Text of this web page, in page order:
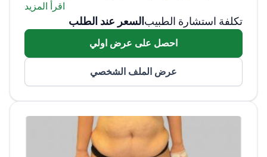
اختصاصه في مستشفى جامعة أكدنيز. تدرّب تحت
إشراف البروفيسور عمر أوزكان، وكان عضواً
فاعلاً في فريق عمليات زرع الرحم وزرع الذراعين.
عام 2023 حصل على المركز الثاني (الفرع
لجراحة التجميل والترميم والجراحات الجمالية.
محاضرات في مؤتمرات وطنية وأسهم في
منشورات علمية. مجالات التركيز السريري: تجميل
الأنف (بالموجات فوق الصوتية، الإثني)، تجديد
اقرأ المزيد
تكلفة استشارة الطبيب السعر عند الطلب
احصل على عرض اولي
عرض الملف الشخصي